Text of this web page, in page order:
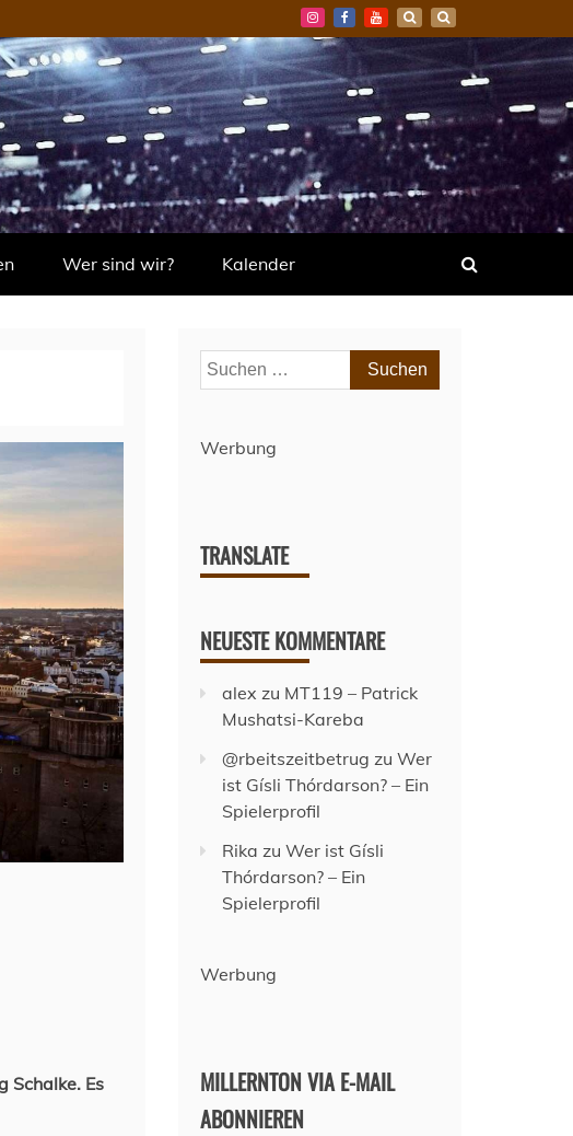
Wer sind wir? Kalender
Schalke. Es
Suchen
nach:
Werbung
TRANSLATE
NEUESTE KOMMENTARE
alex zu MT119 – Patrick
Mushatsi-Kareba
@rbeitszeitbetrug zuWer
ist Gísli Thórdarson? – Ein
Spielerprofil
Rika zuWer ist Gísli
Thórdarson? – Ein
Spielerprofil
Werbung
MILLERNTON VIA E-MAIL
ABONNIEREN